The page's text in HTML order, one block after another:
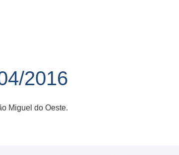
2016
Miguel do Oeste.